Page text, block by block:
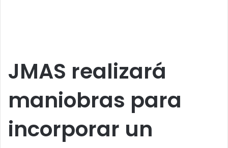
JMAS realizará
maniobras para
incorporar un